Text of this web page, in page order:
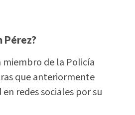
Pérez?
miembro de la Policía
que anteriormente
redes sociales por su